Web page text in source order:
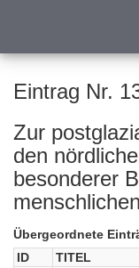
Eintrag Nr.
Zur
den
besonderer
Übergeordnete
ID
TITEL